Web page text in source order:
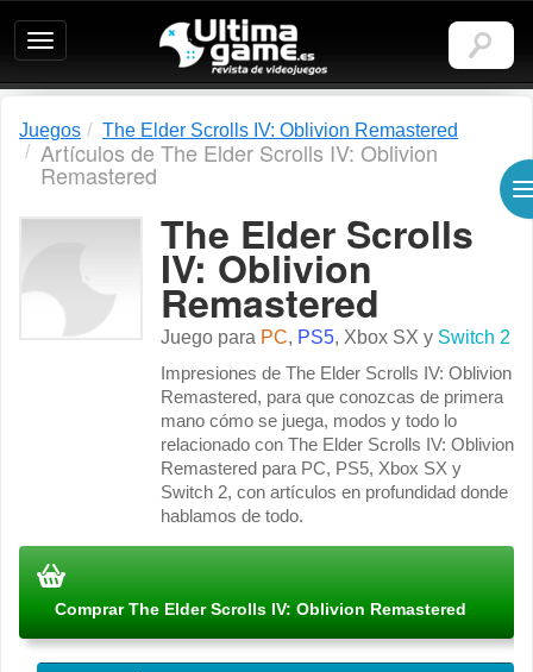
Ultimagame:
Revista
de
Juegos The Elder Scrolls IV: Oblivion Remastered
Artículos de The Elder Scrolls IV: Oblivion
Remastered
The Elder Scrolls
IV: Oblivion
Remastered
Juego para PC, PS5, Xbox SX y Switch 2
Impresiones de The Elder Scrolls IV: Oblivion
Remastered, para que conozcas de primera
mano cómo se juega, modos y todo lo
relacionado con The Elder Scrolls IV: Oblivion
Remastered para PC, PS5, Xbox SX y
Switch 2, con artículos en profundidad donde
hablamos de todo.
Comprar The Elder Scrolls IV: Oblivion Remastered